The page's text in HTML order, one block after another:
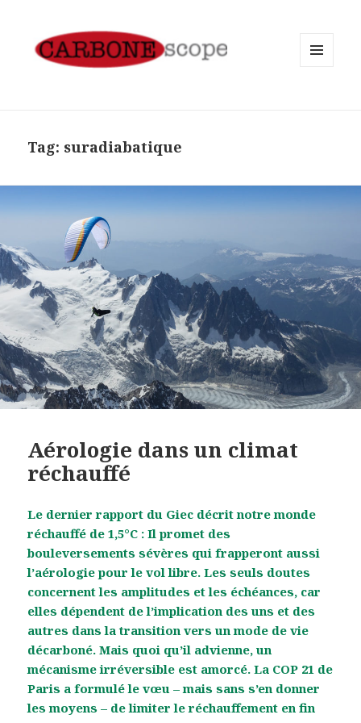
Tag: suradiabatique
Aérologie dans un climat
réchauffé
Le dernier rapport du Giec décrit notre monde
réchauffé de 1,5°C : Il promet des
bouleversements sévères qui frapperont aussi
l’aérologie pour le vol libre. Les seuls doutes
concernent les amplitudes et les échéances, car
elles dépendent de l’implication des uns et des
autres dans la transition vers un mode de vie
décarboné. Mais quoi qu’il advienne, un
mécanisme irréversible est amorcé. La COP 21 de
Paris a formulé le vœu – mais sans s’en donner
les moyens – de limiter le réchauffement en fin